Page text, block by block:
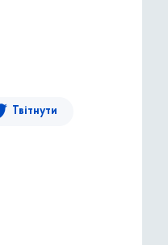
Твітнути